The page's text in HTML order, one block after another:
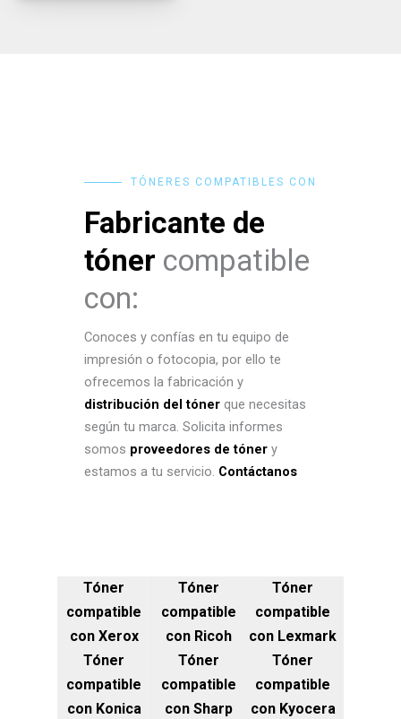
TÓNERES COMPATIBLES CON
Fabricante de
tóner compatible
con:
Conoces y confías en tu equipo de
impresión o fotocopia, por ello te
ofrecemos la fabricación y
distribución del tóner que necesitas
según tu marca. Solicita informes
somos proveedores de tóner y
estamos a tu servicio. Contáctanos
Tóner
compatible
con Xerox
Tóner
compatible
con Ricoh
Tóner
compatible
con Lexmark
Tóner
compatible
con Konica
Tóner
compatible
con Sharp
Tóner
compatible
con Kyocera